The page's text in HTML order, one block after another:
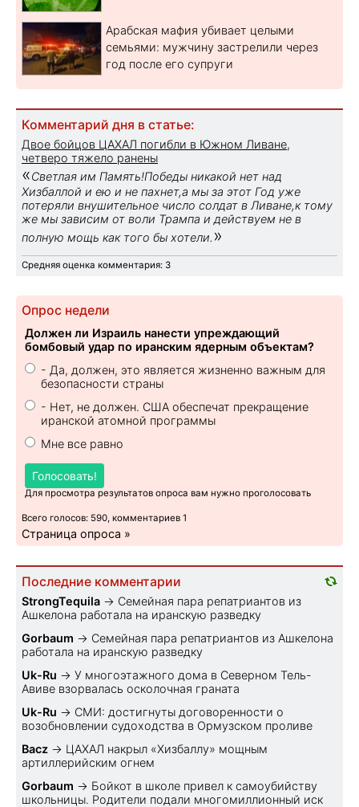
Арабская мафия убивает целыми
семьями: мужчину застрелили через
год после его супруги
Комментарий дня в статье:
Двое бойцов ЦАХАЛ погибли в Южном Ливане,
четверо тяжело ранены
«Светлая им Память!Победы никакой нет над
Хизбаллой и ею и не пахнет,а мы за этот Год уже
потеряли внушительное число солдат в Ливане,к тому
же мы зависим от воли Трампа и действуем не в
полную мощь как того бы хотели. »
Средняя оценка комментария: 3
Опрос недели
Должен ли Израиль нанести упреждающий
бомбовый удар по иранским ядерным объектам?
- Да, должен, это является жизненно важным для
безопасности страны
- Нет, не должен. США обеспечат прекращение
иранской атомной программы
Мне все равно
Голосовать!
Для просмотра результатов опроса вам нужно проголосовать
Всего голосов: 590, комментариев 1
Страница опроса »
Последние комментарии
StrongTequila → Семейная пара репатриантов из
Ашкелона работала на иранскую разведку
Gorbaum → Семейная пара репатриантов из Ашкелона
работала на иранскую разведку
Uk-Ru → У многоэтажного дома в Северном Тель-
Авиве взорвалась осколочная граната
Uk-Ru → СМИ: достигнуты договоренности о
возобновлении судоходства в Ормузском проливе
Bacz → ЦАХАЛ накрыл «Хизбаллу» мощным
артиллерийским огнем
Gorbaum → Бойкот в школе привел к самоубийству
школьницы. Родители подали многомиллионный иск